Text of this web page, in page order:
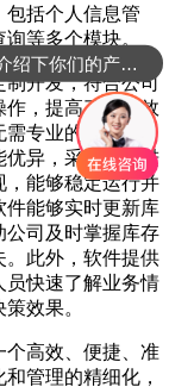
包括个人信息管
等多个模块。
制开发，符合公司
作，提高了工作效
专业的技术培训
优异，采用了先进
，能够稳定运行并
件能够实时更新库
公司及时掌握库存
。此外，软件提供
员快速了解业务情
效果。
个高效、便捷、准
管理的精细化，
可以介绍下你们的产品么
们是怎么收费的呢